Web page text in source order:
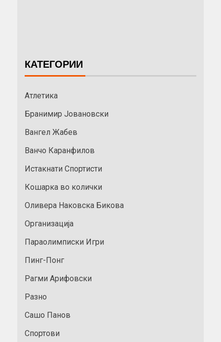
КАТЕГОРИИ
Атлетика
Бранимир Јовановски
Вангел Жабев
Ванчо Каранфилов
Истакнати Спортисти
Кошарка во колички
Оливера Наковска Бикова
Организација
Параолимписки Игри
Пинг-Понг
Рагми Арифовски
Разно
Сашо Панов
Спортови